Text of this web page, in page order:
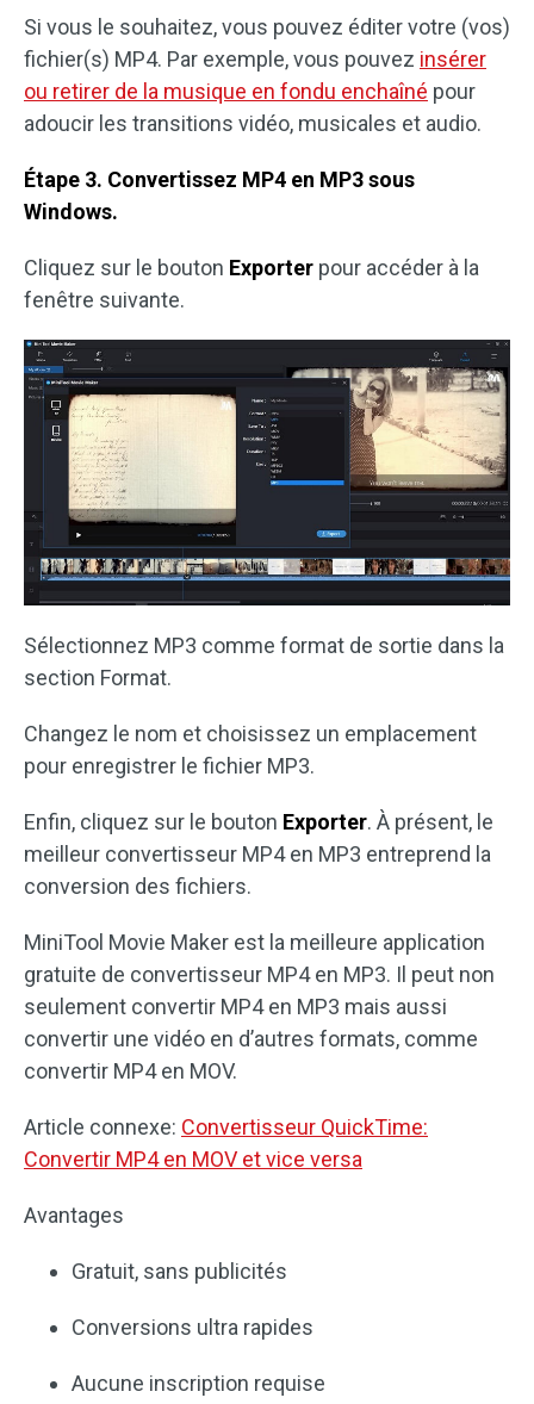
Si vous le souhaitez, vous pouvez éditer votre (vos)
fichier(s) MP4. Par exemple, vous pouvez insérer
ou retirer de la musique en fondu enchaîné pour
adoucir les transitions vidéo, musicales et audio.
Étape 3. Convertissez MP4 en MP3 sous
Windows.
Cliquez sur le bouton Exporter pour accéder à la
fenêtre suivante.
Sélectionnez MP3 comme format de sortie dans la
section Format.
Changez le nom et choisissez un emplacement
pour enregistrer le fichier MP3.
Enfin, cliquez sur le bouton Exporter. À présent, le
meilleur convertisseur MP4 en MP3 entreprend la
conversion des fichiers.
MiniTool Movie Maker est la meilleure application
gratuite de convertisseur MP4 en MP3. Il peut non
seulement convertir MP4 en MP3 mais aussi
convertir une vidéo en d’autres formats, comme
convertir MP4 en MOV.
Article connexe: Convertisseur QuickTime:
Convertir MP4 en MOV et vice versa
Avantages
Gratuit, sans publicités
Conversions ultra rapides
Aucune inscription requise